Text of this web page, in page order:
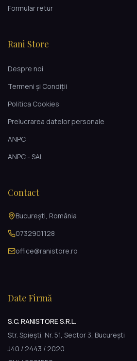
Formular retur
Rani Store
Despre noi
Termeni și Condiții
Politica Cookies
Prelucrarea datelor personale
ANPC
ANPC - SAL
Contact
București, România
0732901128
office@ranistore.ro
Date Firmă
S.C. RANISTORE S.R.L.
Str. Spiești, Nr. 51, Sector 3, București
J40 / 2443 / 2020